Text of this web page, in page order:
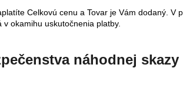
Celkovú cenu a Tovar je Vám dodaný.
okamihu uskutočnenia platby.
náhodnej